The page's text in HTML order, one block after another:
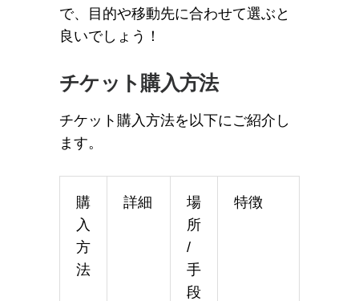
で、目的や移動先に合わせて選ぶと
良いでしょう！
チケット購入方法
チケット購入方法を以下にご紹介し
ます。
購
入
方
法
詳細
場
所
/
手
段
特徴